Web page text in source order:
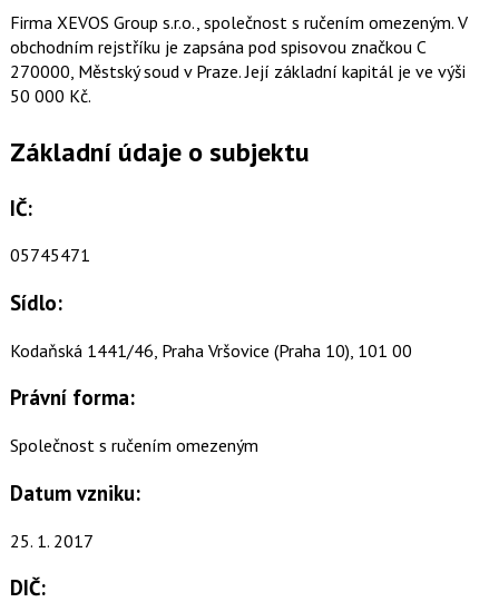
Firma XEVOS Group s.r.o., společnost s ručením omezeným. V
obchodním rejstříku je zapsána pod spisovou značkou C
270000, Městský soud v Praze. Její základní kapitál je ve výši
50 000 Kč.
Základní údaje o subjektu
IČ:
05745471
Sídlo:
Kodaňská 1441/46, Praha Vršovice (Praha 10), 101 00
Právní forma:
Společnost s ručením omezeným
Datum vzniku:
25. 1. 2017
DIČ: